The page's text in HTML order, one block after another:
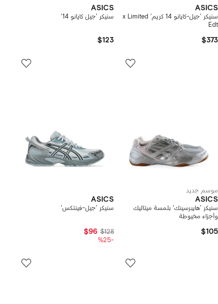
ASICS
سنيكر 'جيل-كايانو 14 كريم' x Limited
Edt
$373
ASICS
سنيكر 'جيل كايانو 14'
$123
موسم جديد
ASICS
سنيكر 'هايبرسينك' بلمسة ميتاليك
وأجزاء مخيوطة
$105
ASICS
سنيكر 'جيل-فينتكس'
$128
$96
-%25